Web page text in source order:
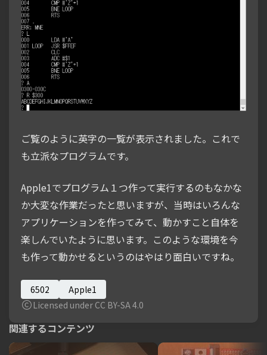
ご覧のように英字の一覧が表示されました。これで
も立派なプログラムです。
Apple1でプログラム１つ作って実行するのもなかな
か大変な作業だったと思いますが、当時はいろんな
アプリケーションを作ってみて、動かすこと自体を
楽しんでいたように思います。このような環境を今
も作って動かせるというのはやはり面白いですね。
6502
Apple1
Licensed under CC BY-SA 4.0
関連するコンテンツ